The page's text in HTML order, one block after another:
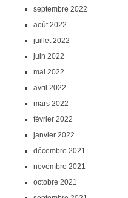
septembre 2022
août 2022
juillet 2022
juin 2022
mai 2022
avril 2022
mars 2022
février 2022
janvier 2022
décembre 2021
novembre 2021
octobre 2021